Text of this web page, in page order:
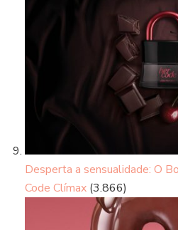
Desperta a sensualidade: O
Code Clímax (3.866)